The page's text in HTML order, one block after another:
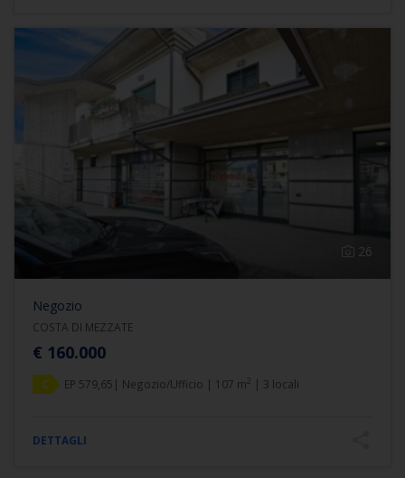
26
Negozio
COSTA DI MEZZATE
€ 160.000
C EP 579,65| Negozio/Ufficio | 107 m2 | 3 locali
DETTAGLI